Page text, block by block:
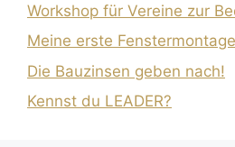
Workshop für Vereine zur
Meine erste Fenstermontage
Die Bauzinsen geben nach!
Kennst du LEADER?